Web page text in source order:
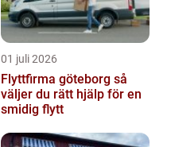
01 juli 2026
Flyttfirma göteborg så
väljer du rätt hjälp för en
smidig flytt